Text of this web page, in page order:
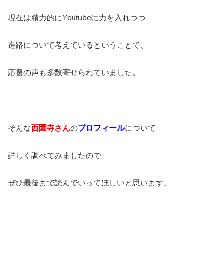
現在は精力的にYoutubeに力を入れつつ
進路について考えているということで、
応援の声も多数寄せられていました。
そんな西園寺さんのプロフィールについて
詳しく調べてみましたので
ぜひ最後まで読んでいってほしいと思います。